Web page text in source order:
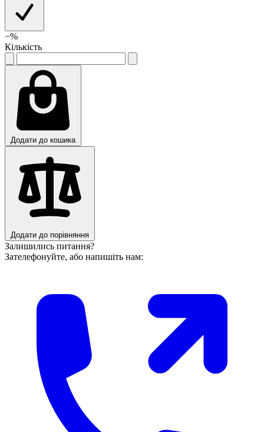
−%
Кількість
Додати до кошика
Додати до порівняння
Залишились питання?
Зателефонуйте, або напишіть нам: